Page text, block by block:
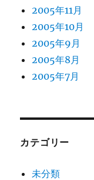
2005年11月
2005年10月
2005年9月
2005年8月
2005年7月
カテゴリー
未分類